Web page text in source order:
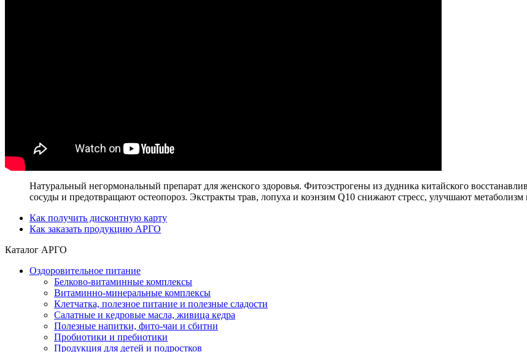
Натуральный негормональный препарат для женского здоровья. Фитоэстрогены из дудника китайского
сосуды и предотвращают остеопороз. Экстракты трав, лопуха и коэнзим Q10 снижают стресс, улучшают
Как получить дисконтную карту
Как заказать продукцию АРГО
Каталог АРГО
Оздоровительное питание
Белково-витаминные комплексы
Витаминно-минеральные комплексы
Клетчатка, полезное питание и полезные сладости
Салатные и кедровые масла, живица кедра
Полезные напитки, фито-чаи и сбитни
Пробиотики и пребиотики
Продукция для детей и подростков